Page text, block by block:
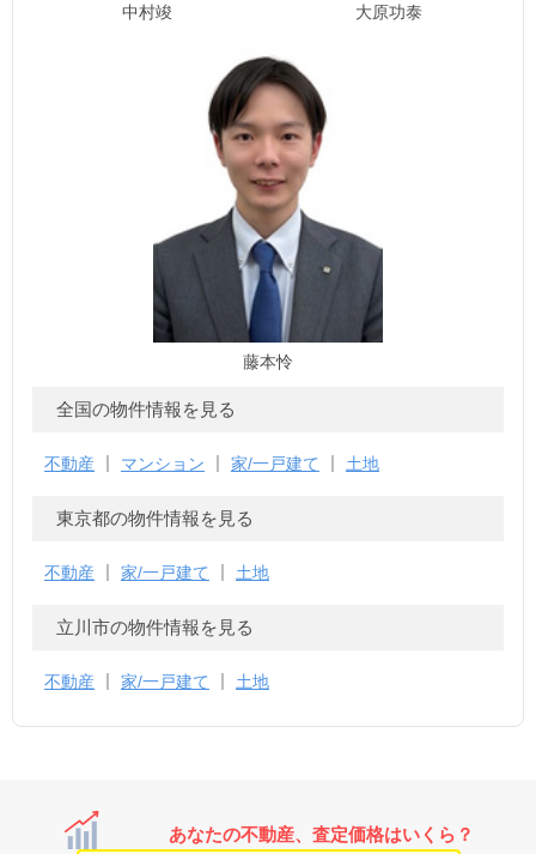
中村竣 大原功泰
藤本怜
全国の物件情報を見る
不動産 マンション 家/一戸建て 土地
東京都の物件情報を見る
不動産 家/一戸建て 土地
立川市の物件情報を見る
不動産 家/一戸建て 土地
あなたの不動産、査定価格はいくら？